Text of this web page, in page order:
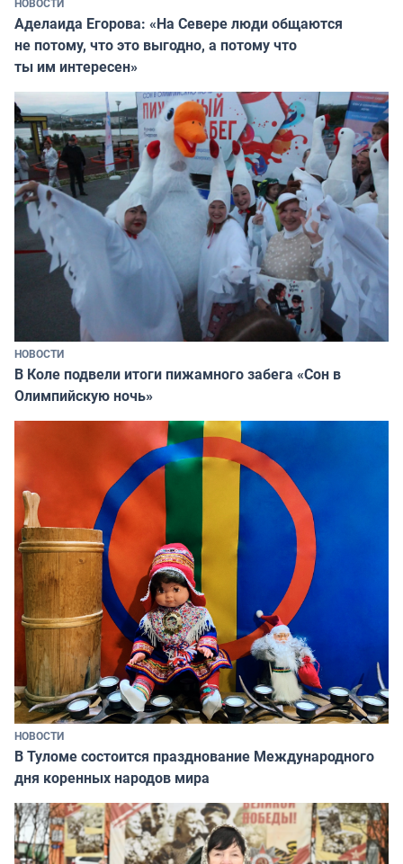
НОВОСТИ
Аделаида Егорова: «На Севере люди общаются
не потому, что это выгодно, а потому что
ты им интересен»
НОВОСТИ
В Коле подвели итоги пижамного забега «Сон в
Олимпийскую ночь»
НОВОСТИ
В Туломе состоится празднование Международного
дня коренных народов мира